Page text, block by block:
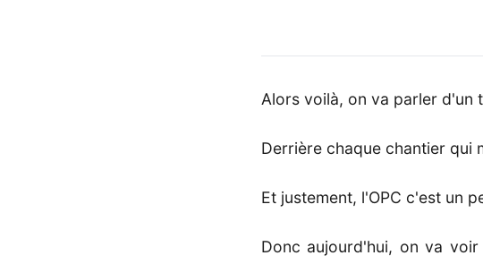
Alors voilà, on va parler d'un
Derrière chaque chantier qui
Et justement, l'OPC c'est un
Donc aujourd'hui, on va